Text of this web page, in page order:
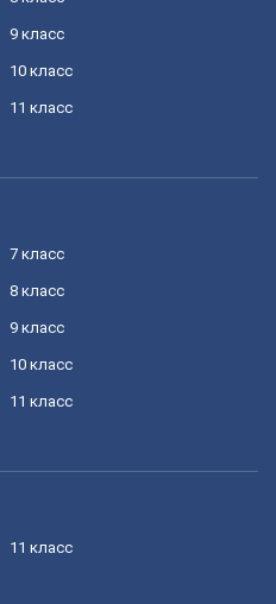
9 класс
10 класс
11 класс
7 класс
8 класс
9 класс
10 класс
11 класс
11 класс